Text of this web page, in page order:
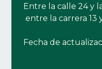
Entre la calle 24 y
entre la carrera 13
Fecha de